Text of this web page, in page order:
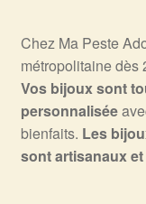
Chez Ma Peste
métropolitaine dès
Vos bijoux sont
personnalisée
bienfaits. Les
sont artisanaux